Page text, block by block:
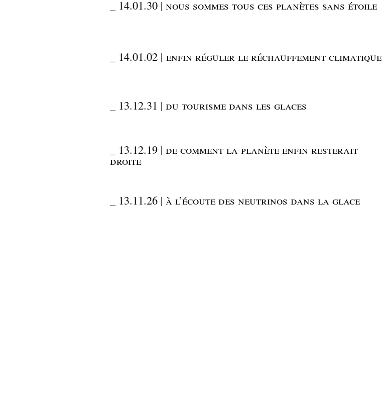
14.01.30 | nous sommes tous ces planètes sans étoile
14.01.02 | enfin réguler le réchauffement climatique
13.12.31 | du tourisme dans les glaces
13.12.19 | de comment la planète enfin resterait
droite
13.11.26 | à l’écoute des neutrinos dans la glace